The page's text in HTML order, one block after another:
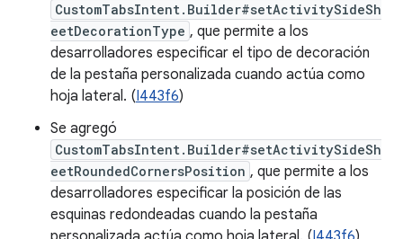
CustomTabsIntent.Builder#setActivitySideSh
eetDecorationType , que permite a los
desarrolladores especificar el tipo de decoración
de la pestaña personalizada cuando actúa como
hoja lateral. (I443f6)
Se agregó
CustomTabsIntent.Builder#setActivitySideSh
eetRoundedCornersPosition , que permite a los
desarrolladores especificar la posición de las
esquinas redondeadas cuando la pestaña